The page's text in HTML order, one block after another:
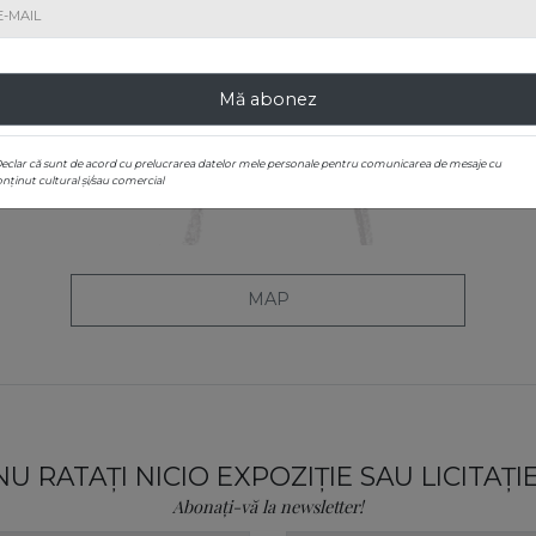
MAP
RATAȚI NICIO EXPOZIȚIE SAU
Abonați-vă la newsletter!
Mă abonez
că sunt de acord cu prelucrarea datelor mele personale pentru comunicarea de mesaje cu
cultural și/sau comercial